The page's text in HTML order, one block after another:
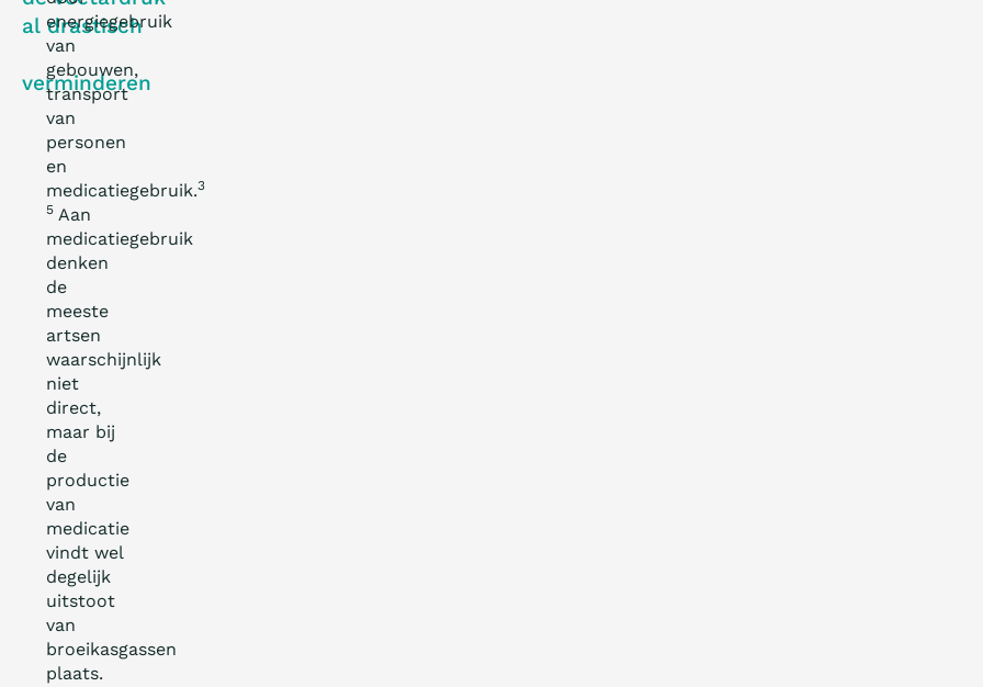
al drastisch
verminderen
energiegebruik
van
gebouwen,
transport
van
personen
en
medicatiegebruik.3
5 Aan
medicatiegebruik
denken
de
meeste
artsen
waarschijnlijk
niet
direct,
maar bij
de
productie
van
medicatie
vindt wel
degelijk
uitstoot
van
broeikasgassen
plaats.